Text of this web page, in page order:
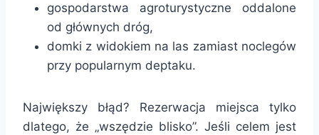
gospodarstwa agroturystyczne oddalone
od głównych dróg,
domki z widokiem na las zamiast noclegów
przy popularnym deptaku.
Największy błąd? Rezerwacja miejsca tylko
dlatego, że „wszędzie blisko”. Jeśli celem jest